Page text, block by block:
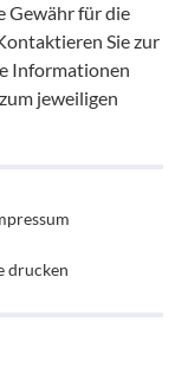
Gewähr für die
Sie zur
Informationen
jeweiligen
drucken